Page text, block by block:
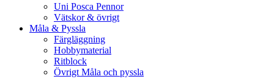
Uni Posca Pennor
Vätskor & övrigt
Måla & Pyssla
Färgläggning
Hobbymaterial
Ritblock
Övrigt Måla och pyssla